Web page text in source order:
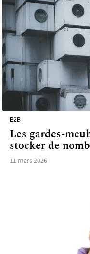
B2B
Les gardes-
stocker de
11 mars 2026